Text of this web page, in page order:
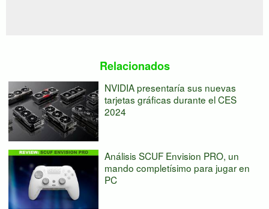
Relacionados
NVIDIA presentaría sus nuevas
tarjetas gráficas durante el CES
2024
Análisis SCUF Envision PRO, un
mando completísimo para jugar en
PC